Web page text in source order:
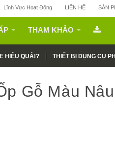
Lĩnh Vực Hoạt Động LIÊN HỆ SẢN
THAM KHẢO
HIỆU QUẢ!? THIẾT BỊ DỤNG CỤ
Gỗ Màu